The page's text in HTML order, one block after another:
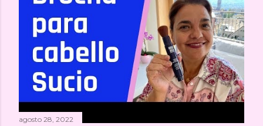
agosto 28, 2022